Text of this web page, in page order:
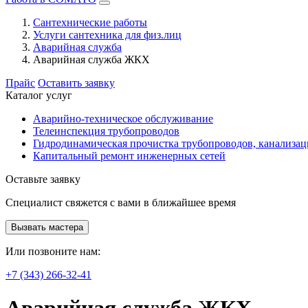
Сантехнические работы
Услуги сантехника для физ.лиц
Аварийная служба
Аварийная служба ЖКХ
Прайс Оставить заявку
Каталог услуг
Аварийно-техническое обслуживание
Телеинспекция трубопроводов
Гидродинамическая прочистка трубопроводов,
Капитальный ремонт инженерных сетей
Оставьте заявку
Специалист свяжется с вами в ближайшее время
Вызвать мастера
Или позвоните нам:
+7 (343) 266-32-41